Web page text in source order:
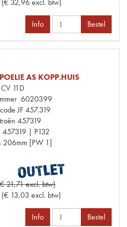
(€ 32,96 excl. btw)
Info Bestel
AS KOPP.HUIS
11D
6020399
JF457.319
457319
457319 | P132
206mm [PW 1]
21,71 excl. btw)
(€ 13,03 excl. btw)
Info Bestel